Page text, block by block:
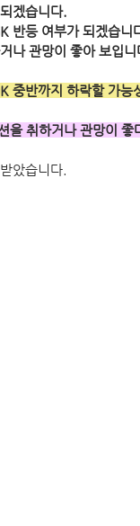
겠습니다.
반등 여부가 되겠습니
나 관망이 좋아 보입니
중반까지 하락할 가능
취하거나 관망이 좋
았습니다.